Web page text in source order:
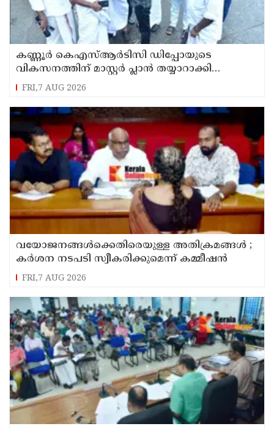
കണ്ണൂർ കെഎസ്ആർടിസി ഡിപ്പോയുടെ
വികസനത്തിന് മാസ്റ്റർ പ്ലാൻ തയ്യാറാക്കി
സമർപ്പിക്കും : ടി ഒ മോഹനൻ എം എൽ എ
FRI,7 AUG 2026
വയോജനങ്ങൾക്കെതിരെയുള്ള അതിക്രമങ്ങൾ ;
കർശന നടപടി സ്വീകരിക്കുമെന്ന് കമ്മീഷൻ
FRI,7 AUG 2026